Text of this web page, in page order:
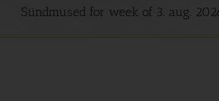
Sündmused for week of 3. aug.